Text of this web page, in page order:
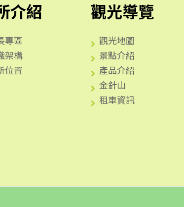
所介紹
專區
架構
位置
觀光導覽
觀光地圖
景點介紹
產品介紹
金針山
租車資訊